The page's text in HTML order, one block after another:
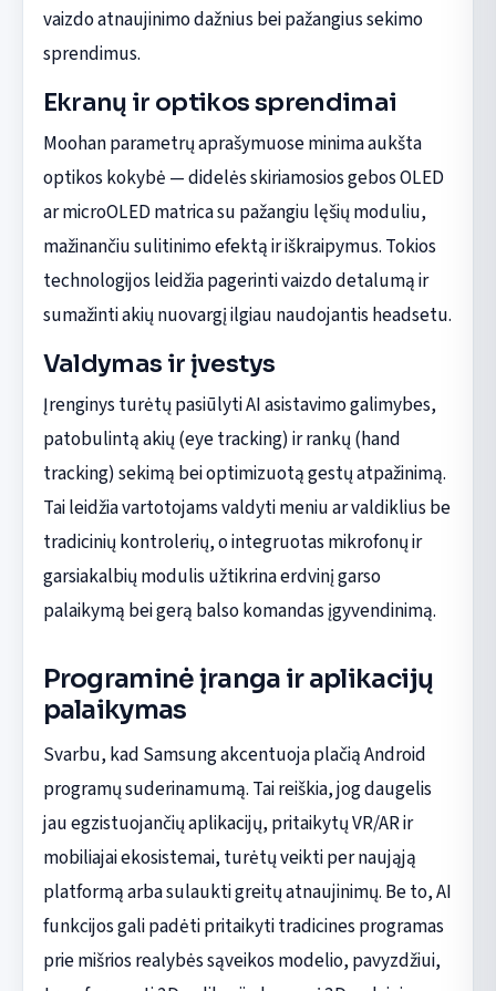
vaizdo atnaujinimo dažnius bei pažangius sekimo
sprendimus.
Ekranų ir optikos sprendimai
Moohan parametrų aprašymuose minima aukšta
optikos kokybė — didelės skiriamosios gebos OLED
ar microOLED matrica su pažangiu lęšių moduliu,
mažinančiu sulitinimo efektą ir iškraipymus. Tokios
technologijos leidžia pagerinti vaizdo detalumą ir
sumažinti akių nuovargį ilgiau naudojantis headsetu.
Valdymas ir įvestys
Įrenginys turėtų pasiūlyti AI asistavimo galimybes,
patobulintą akių (eye tracking) ir rankų (hand
tracking) sekimą bei optimizuotą gestų atpažinimą.
Tai leidžia vartotojams valdyti meniu ar valdiklius be
tradicinių kontrolerių, o integruotas mikrofonų ir
garsiakalbių modulis užtikrina erdvinį garso
palaikymą bei gerą balso komandas įgyvendinimą.
Programinė įranga ir aplikacijų
palaikymas
Svarbu, kad Samsung akcentuoja plačią Android
programų suderinamumą. Tai reiškia, jog daugelis
jau egzistuojančių aplikacijų, pritaikytų VR/AR ir
mobiliajai ekosistemai, turėtų veikti per naująją
platformą arba sulaukti greitų atnaujinimų. Be to, AI
funkcijos gali padėti pritaikyti tradicines programas
prie mišrios realybės sąveikos modelio, pavyzdžiui,